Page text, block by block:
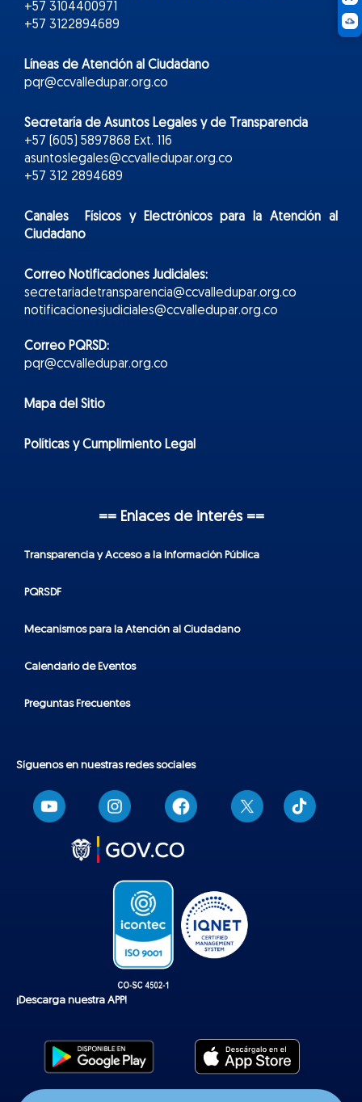
+57 3104400971
+57 3122894689
Líneas de Atención al Ciudadano
pqr@ccvalledupar.org.co
Secretaría de Asuntos Legales y de Transparencia
+57 (605) 5897868 Ext. 116
asuntoslegales@ccvalledupar.org.co
+57 312 2894689
Canales Físicos yElectrónicospara la Atención al
Ciudadano
Correo Notificaciones Judiciales:
secretariadetransparencia@ccvalledupar.org.co
notificacionesjudiciales@ccvalledupar.org.co
Correo PQRSD:
pqr@ccvalledupar.org.co
Mapa del Sitio
Políticas y Cumplimiento Legal
== Enlaces de interés ==
Transparencia y Acceso a la Información Pública
PQRSDF
Mecanismos para la Atención al Ciudadano
Calendario de Eventos
Preguntas Frecuentes
Síguenos en nuestras redes sociales
T
i
k
¡Descarga nuestra APP!